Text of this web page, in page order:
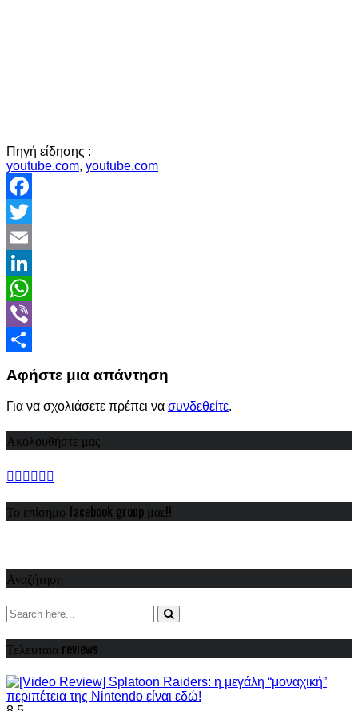
Πηγή είδησης :
youtube.com, youtube.com
Facebook
Twitter
Email
LinkedIn
WhatsApp
Viber
Αφήστε μια απάντηση
Για να σχολιάσετε πρέπει να συνδεθείτε.
Ακολουθήστε μας
Το επίσημο facebook group μας!!
Αναζήτηση
Τελευταία reviews